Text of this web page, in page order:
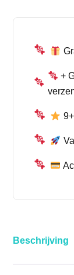
met
+
Beschrijving